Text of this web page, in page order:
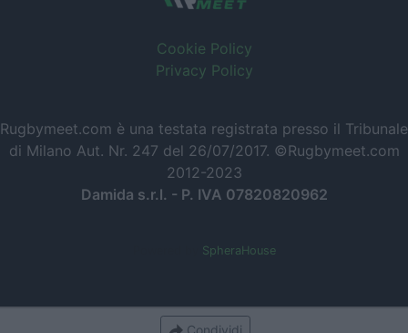
Cookie Policy
Privacy Policy
Rugbymeet.com è una testata registrata presso il Tribunale
di Milano Aut. Nr. 247 del 26/07/2017. ©Rugbymeet.com
2012-2023
Damida s.r.l. - P. IVA 07820820962
SpheraHouse
Condividi